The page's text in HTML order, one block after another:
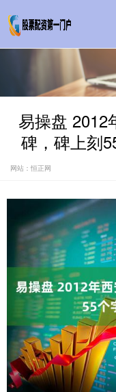
易操盘 2012
碑，碑上刻
网站：恒正网